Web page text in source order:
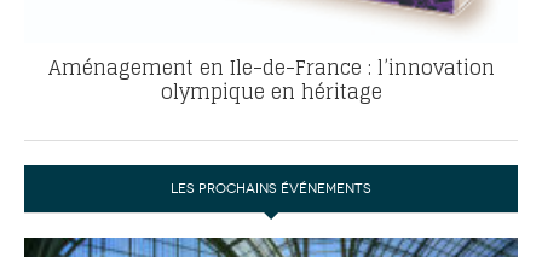
Aménagement en Ile-de-France : l’innovation
olympique en héritage
LES PROCHAINS ÉVÉNEMENTS